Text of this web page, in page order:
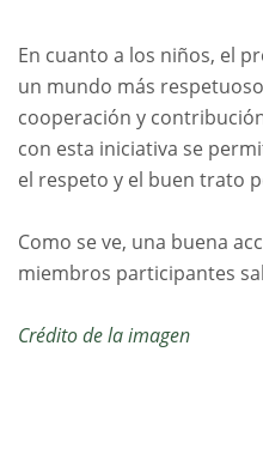
En cuanto a los niños, el
un mundo más
cooperación y
con esta iniciativa se
el respeto y el buen trato
Como se ve, una buena
miembros participantes
Crédito de la imagen